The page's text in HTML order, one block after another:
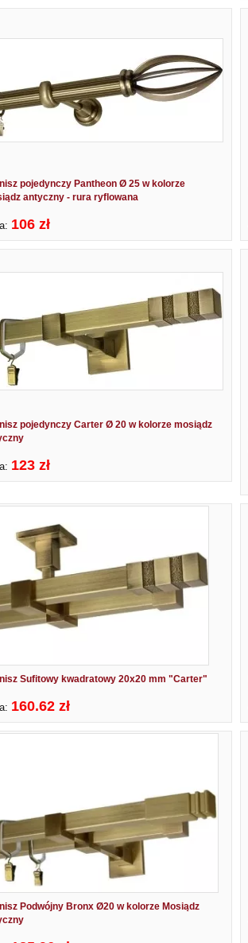
pojedynczy Pantheon Ø 25 w kolorze
antyczny - rura ryflowana
106 zł
pojedynczy Carter Ø 20 w kolorze mosiądz
123 zł
Sufitowy kwadratowy 20x20 mm "Carter"
160.62 zł
Podwójny Bronx Ø20 w kolorze Mosiądz